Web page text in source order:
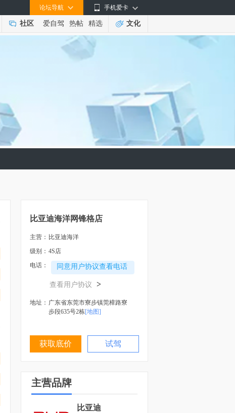
手机爱卡
论坛导航
社区 爱自驾 热帖 精选 文化
比亚迪海洋网锋格店
主营： 比亚迪海洋
级别： 4S店
电话：
同意用户协议查看电话
查看用户协议 >
地址： 广东省东莞市寮步镇莞樟路寮
步段635号2栋[地图]
获取底价 试驾
主营品牌
比亚迪